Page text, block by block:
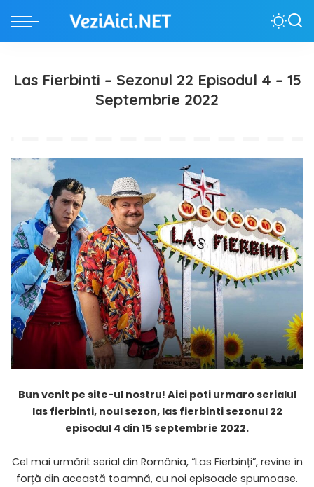
Las Fierbinti – Sezonul 22 Episodul 4 – 15
Septembrie 2022
Bun venit pe site-ul nostru! Aici poti urmaro serialul
las fierbinti, noul sezon, las fierbinti sezonul 22
episodul 4 din 15 septembrie 2022.
Cel mai urmărit serial din România, “Las Fierbinți”, revine în
forță din această toamnă, cu noi episoade spumoase.